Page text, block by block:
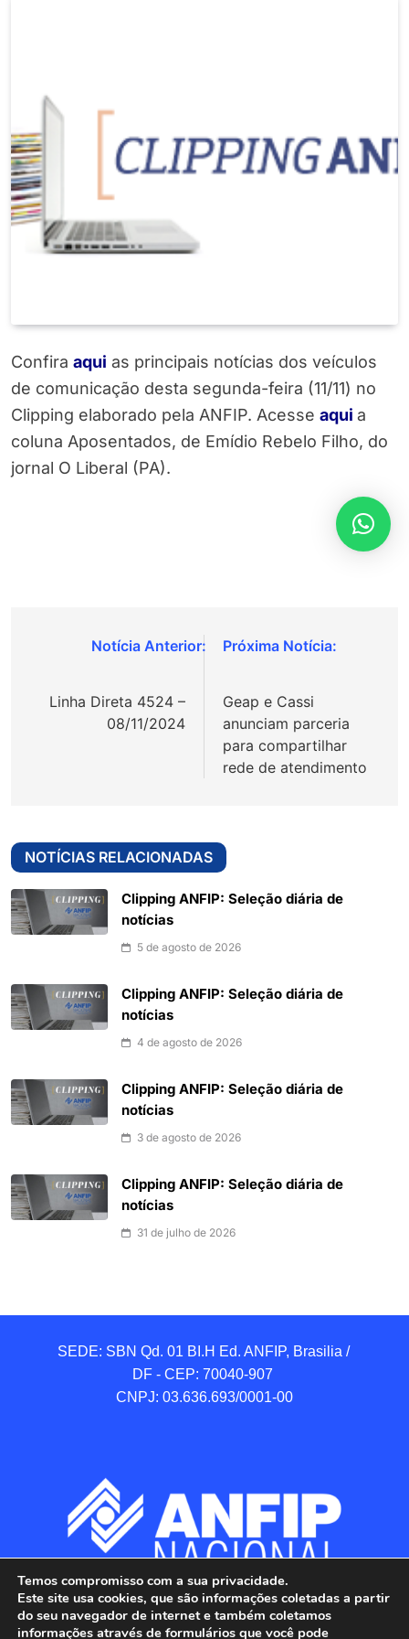
Confira aqui as principais notícias dos veículos
de comunicação desta segunda-feira (11/11) no
Clipping elaborado pela ANFIP. Acesse aqui a
coluna Aposentados, de Emídio Rebelo Filho, do
jornal O Liberal (PA).
Navegação
Post
Linha Direta 4524 –
08/11/2024
Geap e Cassi
anunciam parceria
para compartilhar
rede de atendimento
NOTÍCIAS RELACIONADAS
Clipping ANFIP: Seleção diária de
notícias
5 de agosto de 2026
Clipping ANFIP: Seleção diária de
notícias
4 de agosto de 2026
Clipping ANFIP: Seleção diária de
notícias
3 de agosto de 2026
Clipping ANFIP: Seleção diária de
notícias
31 de julho de 2026
SEDE: SBN Qd. 01 BI.H Ed. ANFIP, Brasilia /
DF - CEP: 70040-907
CNPJ: 03.636.693/0001-00
Temos compromisso com a sua privacidade.
Este site usa cookies, que são informações coletadas a partir
do seu navegador de internet e também coletamos
informações através de formulários que você pode